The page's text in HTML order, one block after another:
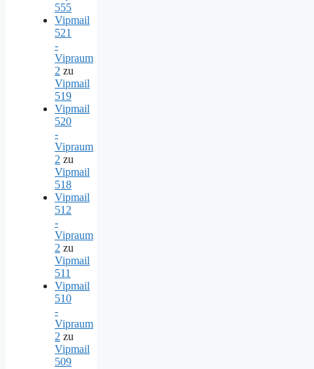
555
Vipmail
521
-
Vipraum
2 zu
Vipmail
519
Vipmail
520
-
Vipraum
2 zu
Vipmail
518
Vipmail
512
-
Vipraum
2 zu
Vipmail
511
Vipmail
510
-
Vipraum
2 zu
Vipmail
509